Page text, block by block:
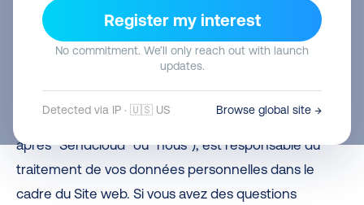
protéger votre vie privée. Les données personnelles
désignent toutes les informations permettant de
vous identifier en tant que personne.
SendcloudB.V., dont le siège social est situé
Stadhuisplein 10, 5611 EM Eindhoven, Pays-Bas (ci-
après “Sendcloud” ou “nous”), est responsable du
traitement de vos données personnelles dans le
cadre du Site web. Si vous avez des questions
Register my interest
No commitment. We’ll only reach out with launch
updates.
Detected via IP · 🇺🇸 US Browse global site →